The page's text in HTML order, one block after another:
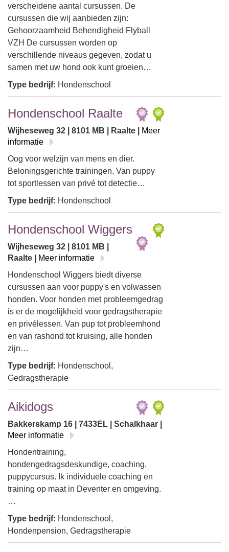
verscheidene aantal cursussen. De
cursussen die wij aanbieden zijn:
Gehoorzaamheid Behendigheid Flyball
VZH De cursussen worden op
verschillende niveaus gegeven, zodat u
samen met uw hond ook kunt groeien…
Type bedrijf: Hondenschool
Hondenschool Raalte
Wijheseweg 32 | 8101 MB | Raalte |
Meer
informatie
Oog voor welzijn van mens en dier.
Beloningsgerichte trainingen. Van puppy
tot sportlessen van privé tot detectie…
Type bedrijf: Hondenschool
Hondenschool Wiggers
Wijheseweg 32 | 8101 MB |
Raalte |
Meer informatie
Hondenschool Wiggers biedt diverse
cursussen aan voor puppy's en volwassen
honden. Voor honden met probleemgedrag
is er de mogelijkheid voor gedragstherapie
en privélessen. Van pup tot probleemhond
en van rashond tot kruising, alle honden
zijn…
Type bedrijf: Hondenschool,
Gedragstherapie
Aikidogs
Bakkerskamp 16 | 7433EL | Schalkhaar |
Meer informatie
Hondentraining,
hondengedragsdeskundige, coaching,
puppycursus. Ik individuele coaching en
training op maat in Deventer en omgeving.
…
Type bedrijf: Hondenschool,
Hondenpension, Gedragstherapie